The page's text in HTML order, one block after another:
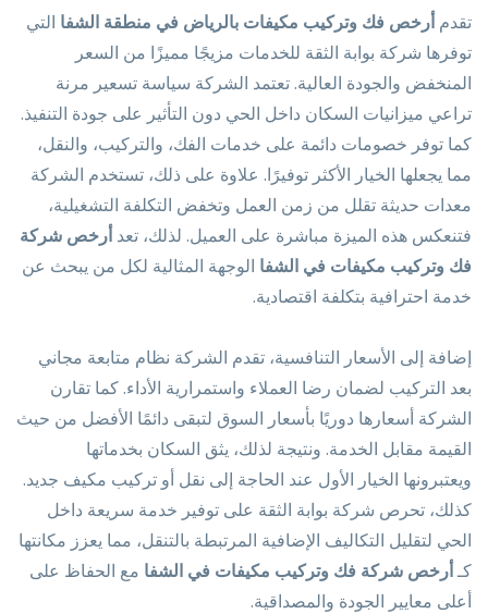
تقدمأرخص فك وتركيب مكيفات بالرياض في منطقة الشفا التي
توفرها شركة بوابة الثقة للخدمات مزيجًا مميزًا من السعر
المنخفض والجودة العالية. تعتمد الشركة سياسة تسعير مرنة
تراعي ميزانيات السكان داخل الحي دون التأثير على جودة التنفيذ.
كما توفر خصومات دائمة على خدمات الفك، والتركيب، والنقل،
مما يجعلها الخيار الأكثر توفيرًا. علاوة على ذلك، تستخدم الشركة
معدات حديثة تقلل من زمن العمل وتخفض التكلفة التشغيلية،
فتنعكس هذه الميزة مباشرة على العميل. لذلك، تعدأرخص شركة
فك وتركيب مكيفات في الشفا الوجهة المثالية لكل من يبحث عن
خدمة احترافية بتكلفة اقتصادية.
إضافة إلى الأسعار التنافسية، تقدم الشركة نظام متابعة مجاني
بعد التركيب لضمان رضا العملاء واستمرارية الأداء. كما تقارن
الشركة أسعارها دوريًا بأسعار السوق لتبقى دائمًا الأفضل من حيث
القيمة مقابل الخدمة. ونتيجة لذلك، يثق السكان بخدماتها
ويعتبرونها الخيار الأول عند الحاجة إلى نقل أو تركيب مكيف جديد.
كذلك، تحرص شركة بوابة الثقة على توفير خدمة سريعة داخل
الحي لتقليل التكاليف الإضافية المرتبطة بالتنقل، مما يعزز مكانتها
كـأرخص شركة فك وتركيب مكيفات في الشفا مع الحفاظ على
أعلى معايير الجودة والمصداقية.